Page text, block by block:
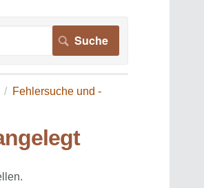
Fehlersuche und -